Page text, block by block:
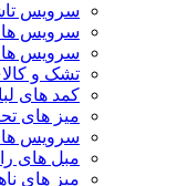
سرویس
سرویس
سرویس
تشک و
کمد های
میز های
سرویس
مبل های
میز های